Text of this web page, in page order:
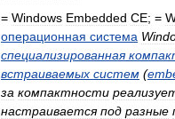
= Windows Embedded CE; =
операционная система
специализированная
встраиваемых систем (
за компактности
настраивается под разные